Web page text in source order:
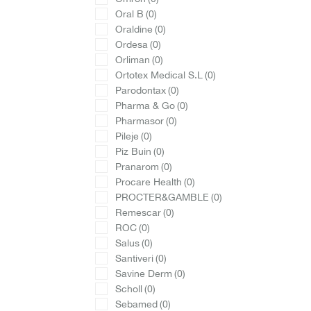
Oral B(0)
Oraldine(0)
Ordesa(0)
Orliman(0)
Ortotex Medical S.L(0)
Parodontax(0)
Pharma & Go(0)
Pharmasor(0)
Pileje(0)
Piz Buin(0)
Pranarom(0)
Procare Health(0)
PROCTER&GAMBLE(0)
Remescar(0)
ROC(0)
Salus(0)
Santiveri(0)
Savine Derm(0)
Scholl(0)
Sebamed(0)